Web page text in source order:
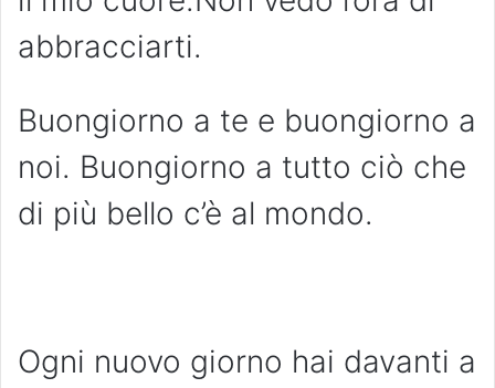
abbracciarti.
Buongiorno a te e buongiorno a
noi. Buongiorno a tutto ciò che
di più bello c’è al mondo.
Ogni nuovo giorno hai davanti a